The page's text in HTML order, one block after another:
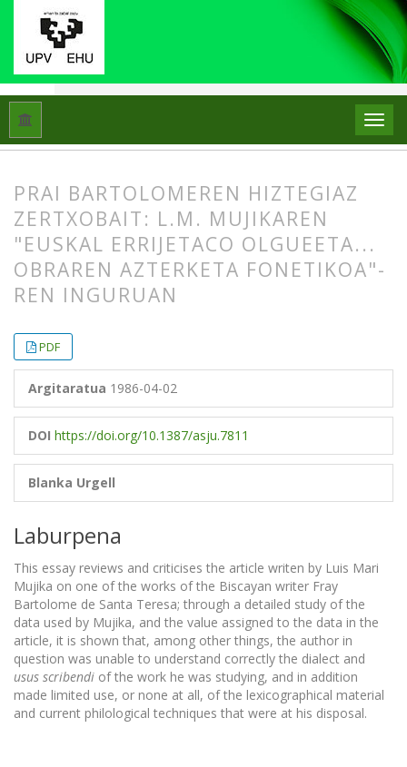
Hasiera Artikuluak
PRAI BARTOLOMEREN HIZTEGIAZ
ZERTXOBAIT: L.M. MUJIKAREN
"EUSKAL ERRIJETACO OLGUEETA...
OBRAREN AZTERKETA FONETIKOA"-
REN INGURUAN
PDF
Argitaratua 1986-04-02
DOI https://doi.org/10.1387/asju.7811
Blanka Urgell
Laburpena
This essay reviews and criticises the article writen by Luis Mari
Mujika on one of the works of the Biscayan writer Fray
Bartolome de Santa Teresa; through a detailed study of the
data used by Mujika, and the value assigned to the data in the
article, it is shown that, among other things, the author in
question was unable to understand correctly the dialect and
usus scribendi of the work he was studying, and in addition
made limited use, or none at all, of the lexicographical material
and current philological techniques that were at his disposal.